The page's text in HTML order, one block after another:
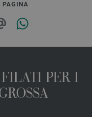
PAGINA
PER I